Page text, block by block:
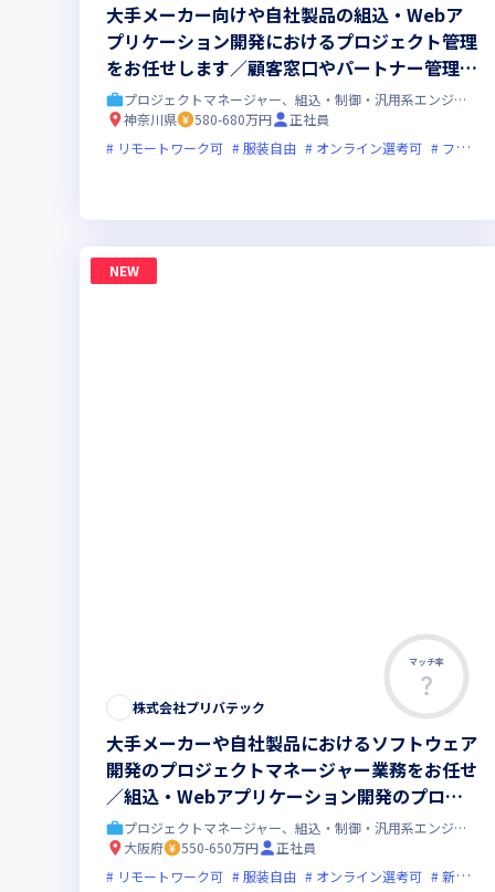
大手メーカー向けや自社製品の組込・Webア
プリケーション開発におけるプロジェクト管理
をお任せします／顧客窓口やパートナー管理な
どのマネージメントを担当していただきますプロジェクトマネージャー、組込・制御・汎用系エンジニア
神奈川県
580-680万円
正社員
リモートワーク可
服装自由 オンライン選考可 フレックス制度あり
NEW
マッチ率
株式会社プリバテック
大手メーカーや自社製品におけるソフトウェア
開発のプロジェクトマネージャー業務をお任せ
／組込・Webアプリケーション開発のプロジ
ェクト管理や顧客・パートナー折衝を担当して
いただきます
プロジェクトマネージャー、組込・制御・汎用系エンジニア
大阪府
550-650万円
正社員
リモートワーク可
服装自由 オンライン選考可 新技術に積極的